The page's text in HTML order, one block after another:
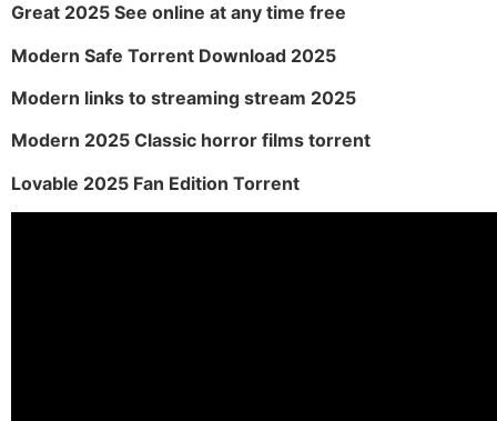
Great 2025 See online at any time free
Modern Safe Torrent Download 2025
Modern links to streaming stream 2025
Modern 2025 Classic horror films torrent
Lovable 2025 Fan Edition Torrent